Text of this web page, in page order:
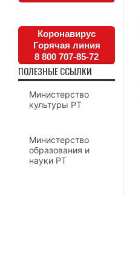
Коронавирус
Горячая линия
8 800 707-85-72
ПОЛЕЗНЫЕ ССЫЛКИ
Министерство
культуры РТ
Министерство
образования и
науки РТ